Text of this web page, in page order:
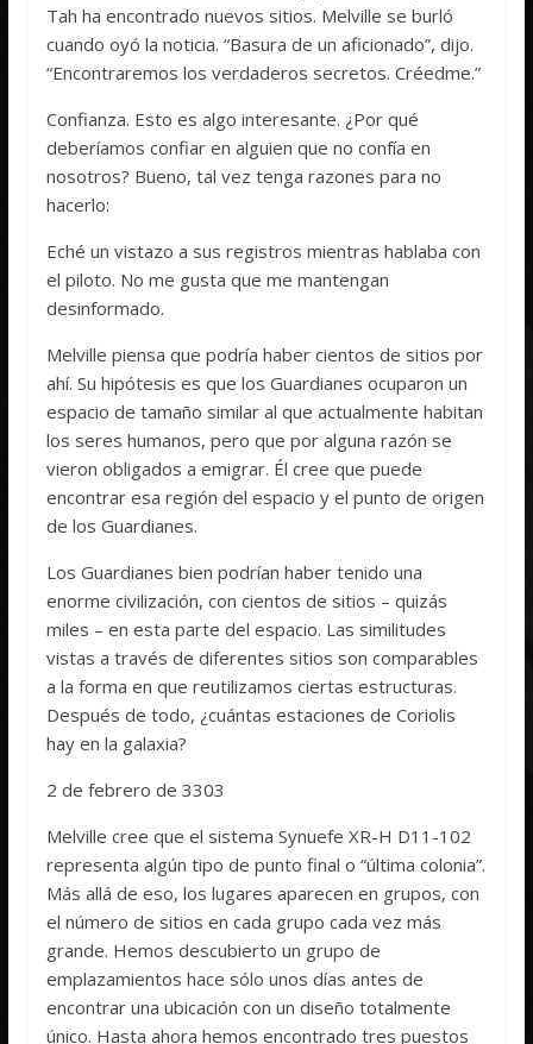
Tah ha encontrado nuevos sitios. Melville se burló
cuando oyó la noticia. “Basura de un aficionado”, dijo.
“Encontraremos los verdaderos secretos. Créedme.”
Confianza. Esto es algo interesante. ¿Por qué
deberíamos confiar en alguien que no confía en
nosotros? Bueno, tal vez tenga razones para no
hacerlo:
Eché un vistazo a sus registros mientras hablaba con
el piloto. No me gusta que me mantengan
desinformado.
Melville piensa que podría haber cientos de sitios por
ahí. Su hipótesis es que los Guardianes ocuparon un
espacio de tamaño similar al que actualmente habitan
los seres humanos, pero que por alguna razón se
vieron obligados a emigrar. Él cree que puede
encontrar esa región del espacio y el punto de origen
de los Guardianes.
Los Guardianes bien podrían haber tenido una
enorme civilización, con cientos de sitios – quizás
miles – en esta parte del espacio. Las similitudes
vistas a través de diferentes sitios son comparables
a la forma en que reutilizamos ciertas estructuras.
Después de todo, ¿cuántas estaciones de Coriolis
hay en la galaxia?
2 de febrero de 3303
Melville cree que el sistema Synuefe XR-H D11-102
representa algún tipo de punto final o “última colonia”.
Más allá de eso, los lugares aparecen en grupos, con
el número de sitios en cada grupo cada vez más
grande. Hemos descubierto un grupo de
emplazamientos hace sólo unos días antes de
encontrar una ubicación con un diseño totalmente
único. Hasta ahora hemos encontrado tres puestos